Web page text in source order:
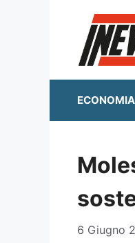
ECONOMIA
6 Giugno